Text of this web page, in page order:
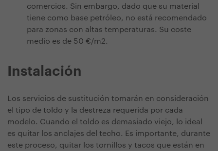
comercios. Sin embargo, dado que su material
tiene como base petróleo, no está recomendado
para zonas con altas temperaturas. Su coste
medio es de 50 €/m2.
Instalación
Los servicios de sustitución tomarán en consideración
el tipo de toldo y la destreza requerida por cada
modelo. Cuando el toldo es demasiado viejo, lo ideal
es quitar los anclajes del techo. Es importante, durante
este proceso, quitar los tornillos y tacos que están en